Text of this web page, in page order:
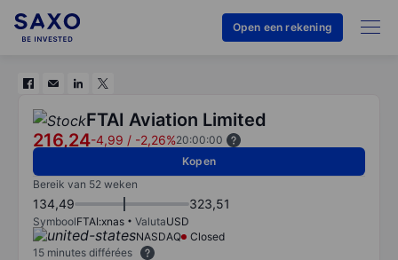
Open een rekening
FTAI Aviation Limited
216,24-4,99 / -2,26%20:00:00
Kopen
Bereik van 52 weken
134,49 323,51
SymboolFTAI:xnas ValutaUSD
NASDAQ
Closed
15 minutes différées